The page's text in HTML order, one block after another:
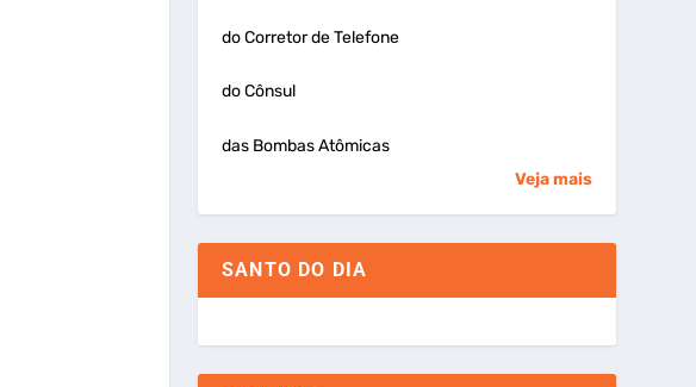
do Corretor de Telefone
do Cônsul
das Bombas Atômicas
Veja mais
SANTO DO DIA